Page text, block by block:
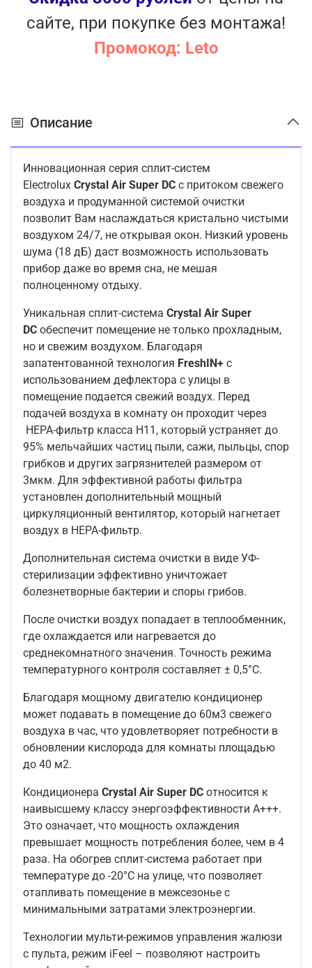
сайте, при покупке без монтажа!
Промокод: Leto
Описание
Инновационная серия сплит-систем
Electrolux Crystal Air Super DC с притоком свежего
воздуха и продуманной системой очистки
позволит Вам наслаждаться кристально чистыми
воздухом 24/7, не открывая окон. Низкий уровень
шума (18 дБ) даст возможность использовать
прибор даже во время сна, не мешая
полноценному отдыху.
Уникальная сплит-система Crystal Air Super
DC обеспечит помещение не только прохладным,
но и свежим воздухом. Благодаря
запатентованной технология FreshIN+ с
использованием дефлектора с улицы в
помещение подается свежий воздух. Перед
подачей воздуха в комнату он проходит через
НЕРА-фильтр класса Н11, который устраняет до
95% мельчайших частиц пыли, сажи, пыльцы, спор
грибков и других загрязнителей размером от
3мкм. Для эффективной работы фильтра
установлен дополнительный мощный
циркуляционный вентилятор, который нагнетает
воздух в HEPA-фильтр.
Дополнительная система очистки в виде УФ-
стерилизации эффективно уничтожает
болезнетворные бактерии и споры грибов.
После очистки воздух попадает в теплообменник,
где охлаждается или нагревается до
среднекомнатного значения. Точность режима
температурного контроля составляет ± 0,5°С.
Благодаря мощному двигателю кондиционер
может подавать в помещение до 60м3 свежего
воздуха в час, что удовлетворяет потребности в
обновлении кислорода для комнаты площадью
до 40 м2.
Кондиционера Crystal Air Super DC относится к
наивысшему классу энергоэффективности А+++.
Это означает, что мощность охлаждения
превышает мощность потребления более, чем в 4
раза. На обогрев сплит-система работает при
температуре до -20°С на улице, что позволяет
отапливать помещение в межсезонье с
минимальными затратами электроэнергии.
Технологии мульти-режимов управления жалюзи
с пульта, режим iFeel – позволяют настроить